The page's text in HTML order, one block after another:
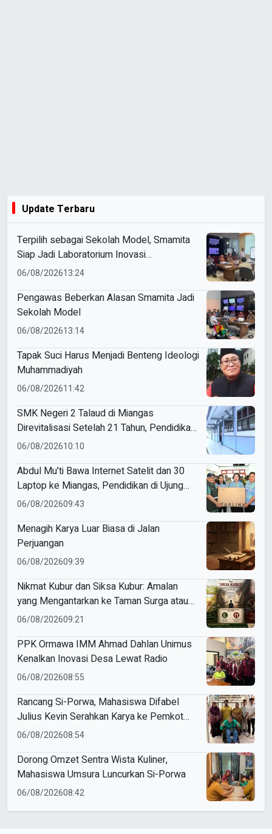
Update Terbaru
Terpilih sebagai Sekolah Model, Smamita
Siap Jadi Laboratorium Inovasi
Pembelajaran AI
06/08/202613:24
Pengawas Beberkan Alasan Smamita Jadi
Sekolah Model
06/08/202613:14
Tapak Suci Harus Menjadi Benteng Ideologi
Muhammadiyah
06/08/202611:42
SMK Negeri 2 Talaud di Miangas
Direvitalisasi Setelah 21 Tahun, Pendidikan
3T Makin Berkualitas
06/08/202610:10
Abdul Mu’ti Bawa Internet Satelit dan 30
Laptop ke Miangas, Pendidikan di Ujung
Negeri Makin Digital
06/08/202609:43
Menagih Karya Luar Biasa di Jalan
Perjuangan
06/08/202609:39
Nikmat Kubur dan Siksa Kubur: Amalan
yang Mengantarkan ke Taman Surga atau
Azab Barzakh
06/08/202609:21
PPK Ormawa IMM Ahmad Dahlan Unimus
Kenalkan Inovasi Desa Lewat Radio
06/08/202608:55
Rancang Si-Porwa, Mahasiswa Difabel
Julius Kevin Serahkan Karya ke Pemkot
Surabaya
06/08/202608:54
Dorong Omzet Sentra Wista Kuliner,
Mahasiswa Umsura Luncurkan Si-Porwa
06/08/202608:42